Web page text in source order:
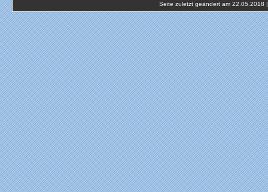
Seite zuletzt geändert am 22.05.2018